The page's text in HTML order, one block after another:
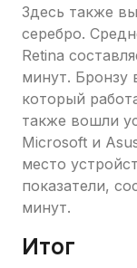
Здесь также
серебро.
Retina
минут. Бронзу
который
также вошли
Microsoft и
место
показатели,
минут.
Итог